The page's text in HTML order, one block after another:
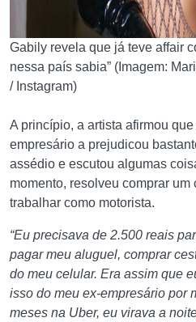
Gabily revela que já teve affair
nessa país sabia” (Imagem:
/ Instagram)
A princípio, a artista afirmou
empresário a prejudicou
assédio e escutou algumas
momento, resolveu comprar
trabalhar como motorista.
“Eu precisava de 2.500 reais
pagar meu aluguel, comprar
do meu celular. Era assim que
isso do meu ex-empresário por
meses na Uber, eu virava a